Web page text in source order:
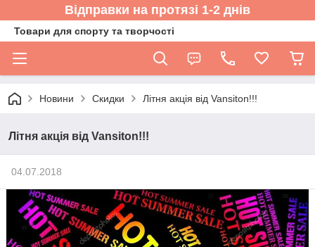
Відправки на протязі 1-2 днів
Товари для спорту та творчості
Новини Скидки Літня акція від Vansiton!!!
Літня акція від Vansiton!!!
04.07.2018